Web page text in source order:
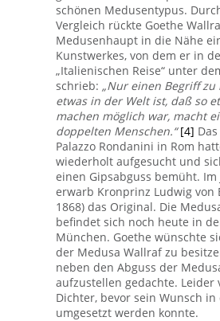
schönen Medusentypus.
Vergleich rückte Goethe
Medusenhaupt in die Nähe
Kunstwerkes, von dem er in
„Italienischen Reise“ unter
schrieb: „Nur einen Begriff zu
etwas in der Welt ist, daß so
machen möglich war, macht
doppelten Menschen.“[4]
Palazzo Rondanini in Rom
wiederholt aufgesucht und
einen Gipsabguss bemüht. Im
erwarb Kronprinz Ludwig von
1868) das Original. Die
befindet sich noch heute in
München. Goethe wünschte
der Medusa Wallraf zu
neben den Abguss der
aufzustellen gedachte. Leider
Dichter, bevor sein Wunsch in
umgesetzt werden konnte.